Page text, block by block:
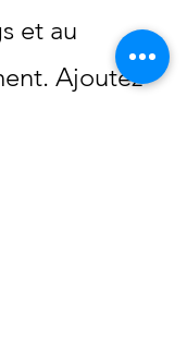
et au
Ajoutez-